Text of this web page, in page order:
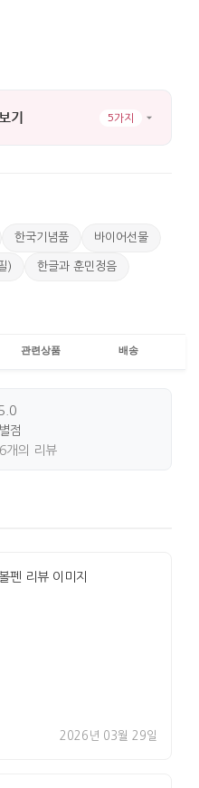
기 5가지
한국기념품 바이어선물
) 한글과 훈민정음
관련상품 배송
점
6개의 리뷰
2026년 03월 29일